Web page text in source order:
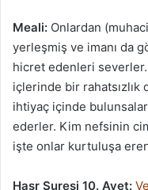
Meali: Onlardan
yerleşmiş ve imanı da
hicret edenleri
içlerinde bir
ihtiyaç içinde
ederler. Kim nefsinin
işte onlar kurtuluşa
Haşr Suresi 10. Ayet: